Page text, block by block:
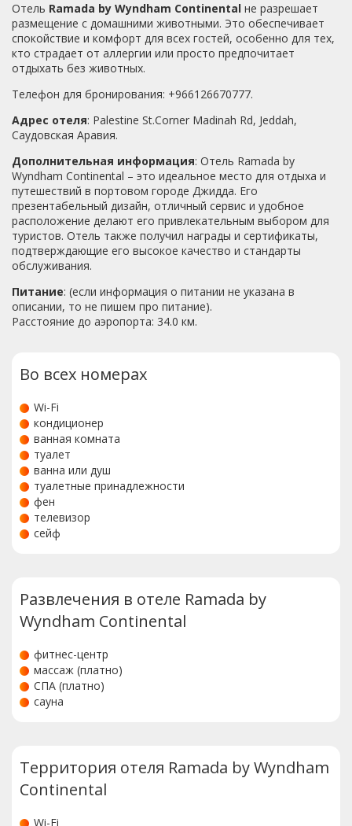
Отель Ramada by Wyndham Continental не разрешает
размещение с домашними животными. Это обеспечивает
спокойствие и комфорт для всех гостей, особенно для тех,
кто страдает от аллергии или просто предпочитает
отдыхать без животных.
Телефон для бронирования: +966126670777.
Адрес отеля: Palestine St.Corner Madinah Rd, Jeddah,
Саудовская Аравия.
Дополнительная информация: Отель Ramada by
Wyndham Continental – это идеальное место для отдыха и
путешествий в портовом городе Джидда. Его
презентабельный дизайн, отличный сервис и удобное
расположение делают его привлекательным выбором для
туристов. Отель также получил награды и сертификаты,
подтверждающие его высокое качество и стандарты
обслуживания.
Питание: (если информация о питании не указана в
описании, то не пишем про питание).
Расстояние до аэропорта: 34.0 км.
Во всех номерах
Wi-Fi
кондиционер
ванная комната
туалет
ванна или душ
туалетные принадлежности
фен
телевизор
сейф
Развлечения в отеле Ramada by
Wyndham Continental
фитнес-центр
массаж (платно)
СПА (платно)
сауна
Территория отеля Ramada by Wyndham
Continental
Wi-Fi